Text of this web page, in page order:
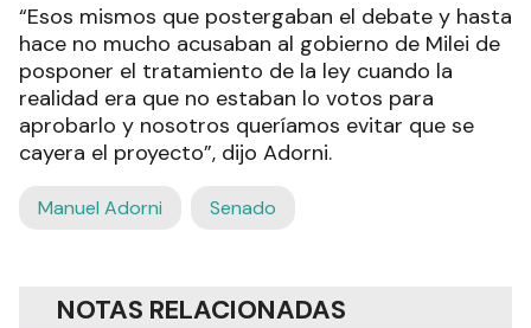
“Esos mismos que postergaban el debate y hasta
hace no mucho acusaban al gobierno de Milei de
posponer el tratamiento de la ley cuando la
realidad era que no estaban lo votos para
aprobarlo y nosotros queríamos evitar que se
cayera el proyecto”, dijo Adorni.
Manuel Adorni Senado
NOTAS RELACIONADAS